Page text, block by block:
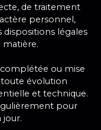
de traitement
personnel,
dispositions légales
matière.
ou mise
toute évolution
et technique.
pour
jour.